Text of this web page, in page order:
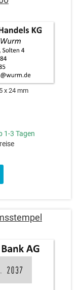
x 24 mm
1-3 Tagen